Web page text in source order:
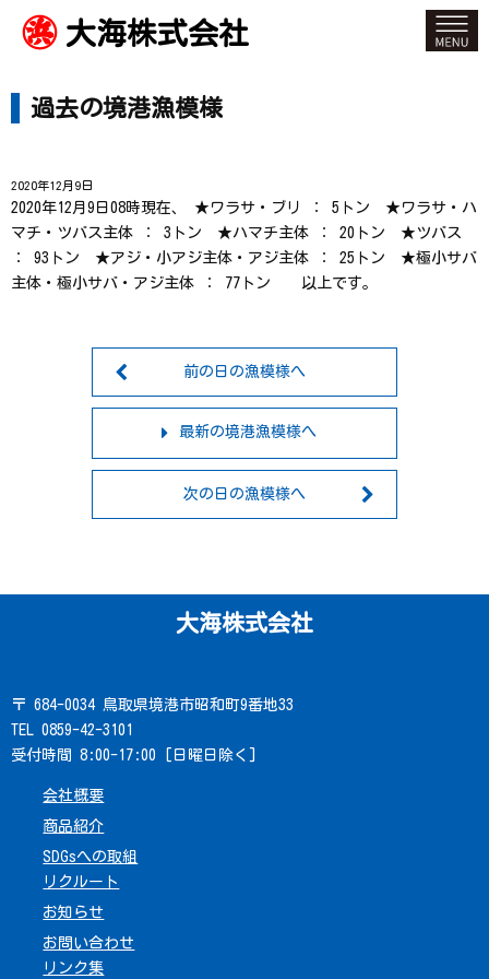
大海株式会社
過去の境港漁模様
2020年12月9日
2020年12月9日08時現在、 ★ワラサ・ブリ ： 5トン ★ワラサ・ハ
マチ・ツバス主体 ： 3トン ★ハマチ主体 ： 20トン ★ツバス
： 93トン ★アジ・小アジ主体・アジ主体 ： 25トン ★極小サバ
主体・極小サバ・アジ主体 ： 77トン 以上です。
前の日の漁模様へ
最新の境港漁模様へ
次の日の漁模様へ
大海株式会社
〒 684-0034 鳥取県境港市昭和町9番地33
TEL 0859-42-3101
受付時間 8:00-17:00 [日曜日除く]
会社概要
商品紹介
SDGsへの取組
リクルート
お知らせ
お問い合わせ
リンク集